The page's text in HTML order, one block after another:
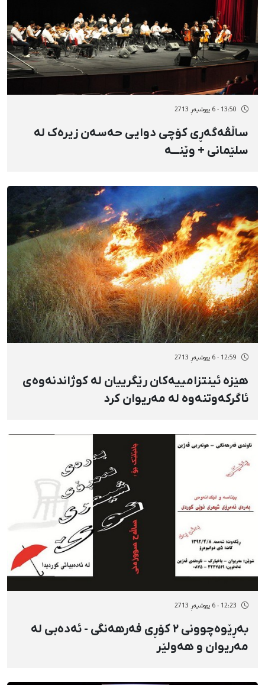
13:50 - 6 پووشپەڕ 2713
ساڵڤەگەڕی کۆچی دوایی حەسەن زیرەک لە
سلێمانی + وێنـــە
12:59 - 6 پووشپەڕ 2713
هێزە ئینتزامییەکان رێگرییان لە کوژاندنەوەی
ئاگرکەوتنەوە لە مەریوان کرد
12:23 - 6 پووشپەڕ 2713
بەڕێوەچوونی ٢ کۆڕی فەرهەنگی - ئەدەبی لە
مەریوان و هەولێر